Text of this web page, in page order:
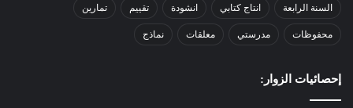
السنة الرابعة انتاج كتابي انشودة تقييم تمارين
محفوظات مدرستي معلقات نماذج
إحصائيات الزوار: